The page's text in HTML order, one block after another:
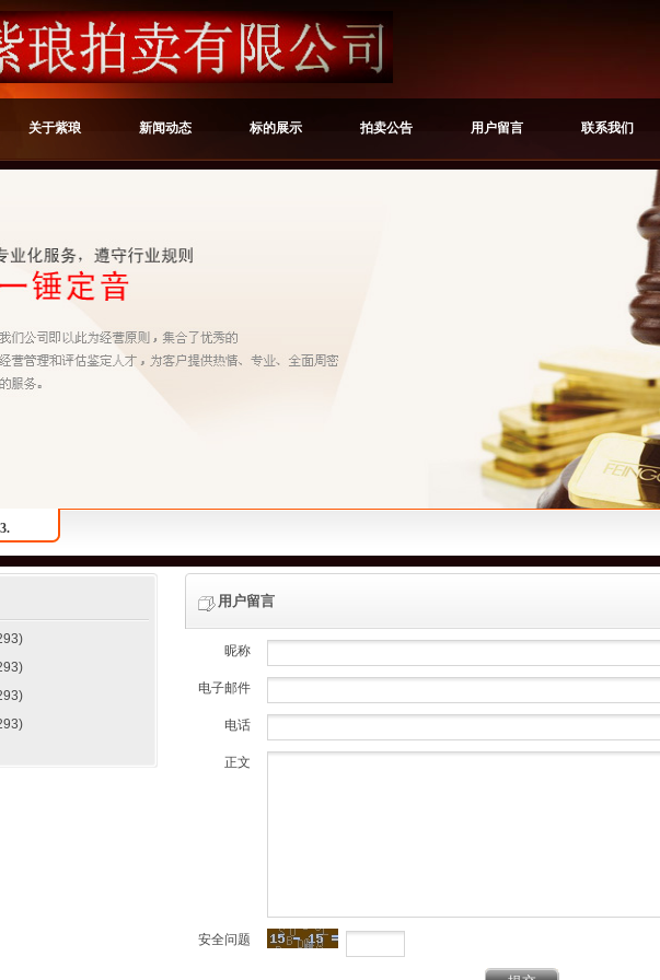
关于紫琅 新闻动态 标的展示 拍卖公告 用户留言 联系我们
3.
用户留言
昵称
电子邮件
电话
正文
安全问题